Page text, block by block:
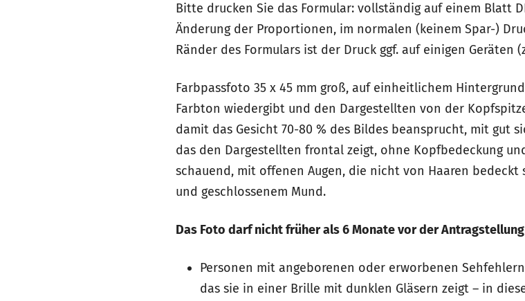
Bitte drucken Sie das Formular: vollständig auf einem Blatt
Änderung der Proportionen, im normalen (keinem Spar-)
Ränder des Formulars ist der Druck ggf. auf einigen Geräten
Farbpassfoto 35 x 45 mm groß, auf einheitlichem
Farbton wiedergibt und den Dargestellten von der
damit das Gesicht 70-80 % des Bildes beansprucht, mit gut
das den Dargestellten frontal zeigt, ohne Kopfbedeckung
schauend, mit offenen Augen, die nicht von Haaren
und geschlossenem Mund.
Das Foto darf nicht früher als 6 Monate vor der
Personen mit angeborenen oder erworbenen
das sie in einer Brille mit dunklen Gläsern zeigt – in